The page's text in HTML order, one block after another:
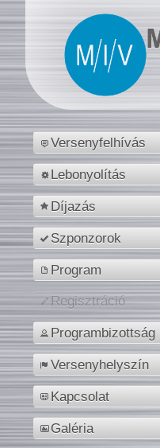
Versenyfelhívás
Lebonyolítás
Díjazás
Szponzorok
Program
Regisztráció
Programbizottság
Versenyhelyszín
Kapcsolat
Galéria